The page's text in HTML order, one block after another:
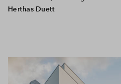
Herthas Duett